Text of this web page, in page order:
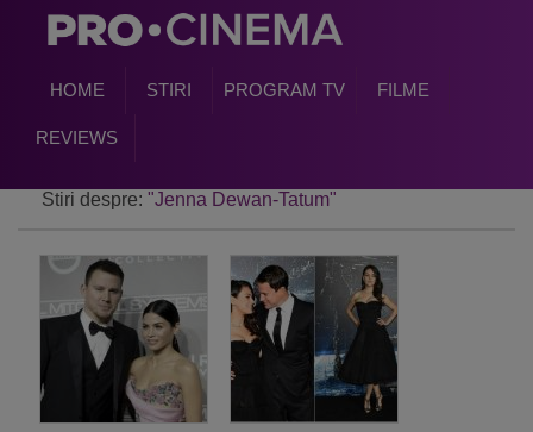
HOME STIRI PROGRAM TV FILME
REVIEWS
Stiri despre: "Jenna Dewan-Tatum"